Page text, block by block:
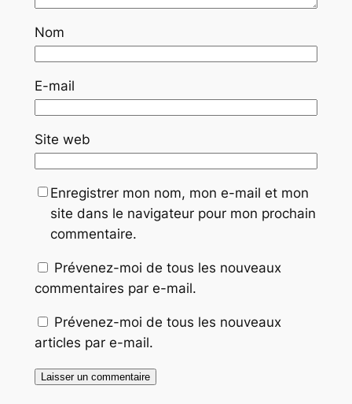
Nom
E-mail
Site web
Enregistrer mon nom, mon e-mail et mon
site dans le navigateur pour mon prochain
commentaire.
Prévenez-moi de tous les nouveaux
commentaires par e-mail.
Prévenez-moi de tous les nouveaux
articles par e-mail.